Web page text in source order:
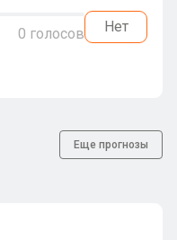
0 голосов Нет
Еще прогнозы